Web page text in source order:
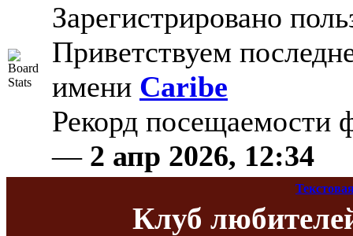
Зарегистрировано
Приветствуем
имени Caribe
Рекорд
— 2 апр 2026, 12:34
Клуб